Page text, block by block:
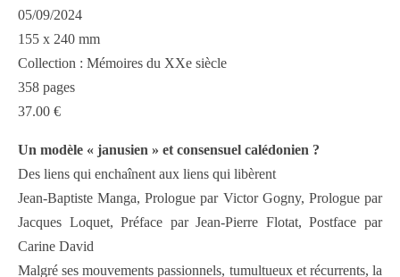
05/09/2024
155 x 240 mm
Collection : Mémoires du XXe siècle
358 pages
37.00 €
Un modèle « janusien » et consensuel calédonien ?
Des liens qui enchaînent aux liens qui libèrent
Jean-Baptiste Manga, Prologue par Victor Gogny, Prologue par
Jacques Loquet, Préface par Jean-Pierre Flotat, Postface par
Carine David
Malgré ses mouvements passionnels, tumultueux et récurrents, la